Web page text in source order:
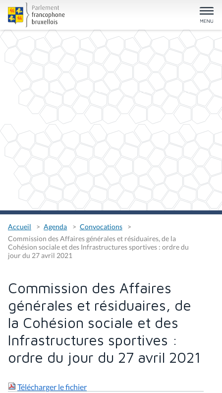
Accueil Agenda
Convocations
Commission des Affaires générales et résiduaires, de la
Cohésion sociale et des Infrastructures sportives : ordre du
jour du 27 avril 2021
Commission des Affaires
générales et résiduaires, de
la Cohésion sociale et des
Infrastructures sportives :
ordre du jour du 27 avril 2021
Télécharger le fichier